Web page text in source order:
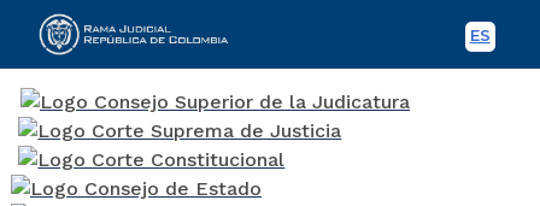
ES